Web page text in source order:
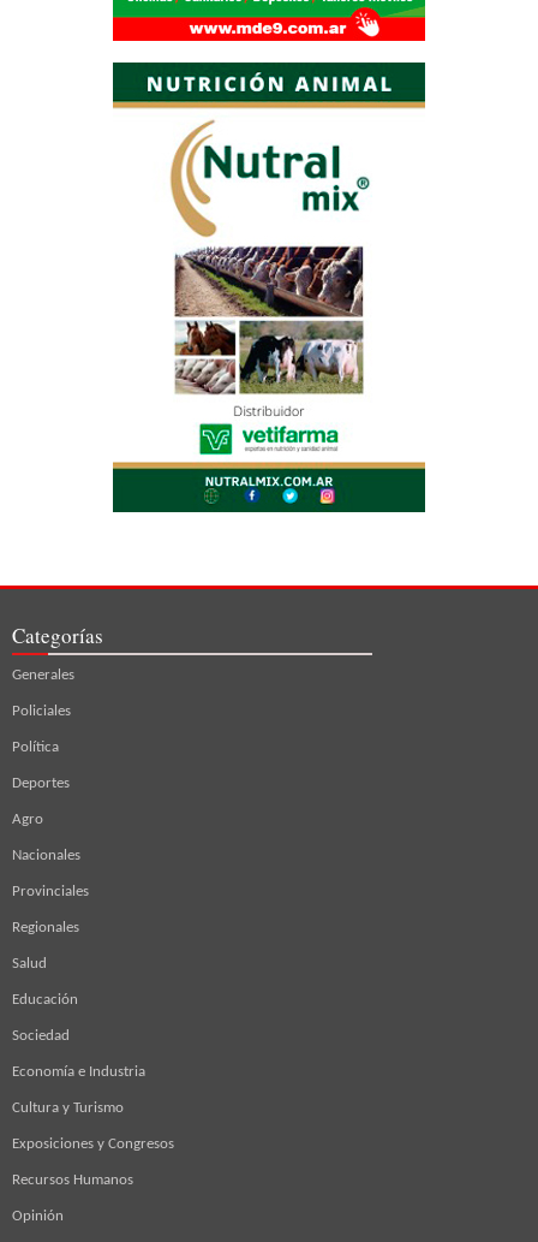
Categorías
Generales
Policiales
Política
Deportes
Agro
Nacionales
Provinciales
Regionales
Salud
Educación
Sociedad
Economía e Industria
Cultura y Turismo
Exposiciones y Congresos
Recursos Humanos
Opinión